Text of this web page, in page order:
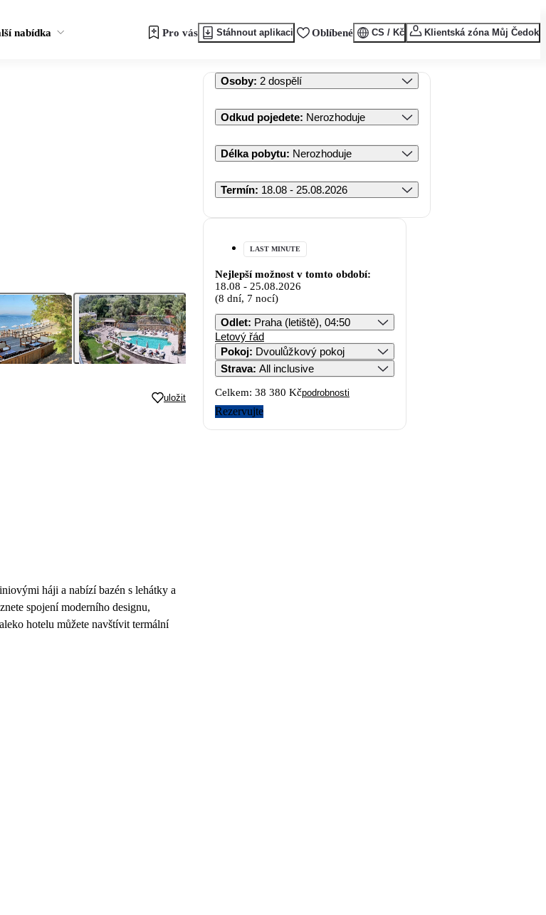
nabídka Pro vás Stáhnout aplikaci Oblíbené CS / Kč Klientská zóna Můj Čedok
uložit
háji a nabízí bazén s lehátky a
spojení moderního designu,
hotelu můžete navštívit termální
Osoby: 2 dospělí
Odkud pojedete: Nerozhoduje
Délka pobytu: Nerozhoduje
Termín: 18.08 - 25.08.2026
LAST MINUTE
Nejlepší možnost v tomto období:
18.08 - 25.08.2026
(8 dní, 7 nocí)
Odlet: Praha (letiště), 04:50
Letový řád
Pokoj: Dvoulůžkový pokoj
Strava: All inclusive
Celkem: 38 380 Kčpodrobnosti
Rezervujte